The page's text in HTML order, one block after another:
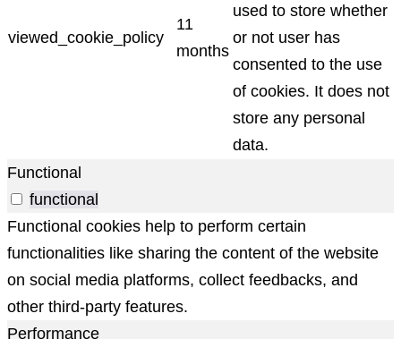
viewed_cookie_policy
11
months
used to store whether
or not user has
consented to the use
of cookies. It does not
store any personal
data.
Functional
functional
Functional cookies help to perform certain
functionalities like sharing the content of the website
on social media platforms, collect feedbacks, and
other third-party features.
Performance